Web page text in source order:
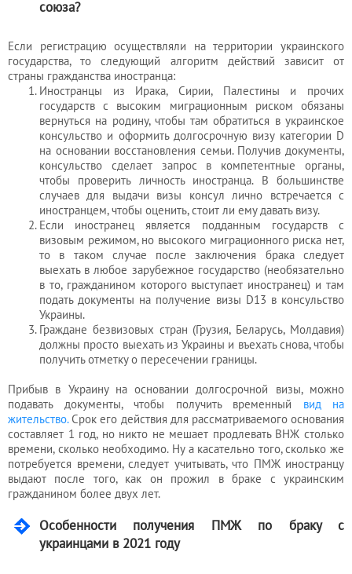
союза?
Если регистрацию осуществляли на территории украинского
государства, то следующий алгоритм действий зависит от
страны гражданства иностранца:
Иностранцы из Ирака, Сирии, Палестины и прочих
государств с высоким миграционным риском обязаны
вернуться на родину, чтобы там обратиться в украинское
консульство и оформить долгосрочную визу категории D
на основании восстановления семьи. Получив документы,
консульство сделает запрос в компетентные органы,
чтобы проверить личность иностранца. В большинстве
случаев для выдачи визы консул лично встречается с
иностранцем, чтобы оценить, стоит ли ему давать визу.
Если иностранец является подданным государств с
визовым режимом, но высокого миграционного риска нет,
то в таком случае после заключения брака следует
выехать в любое зарубежное государство (необязательно
в то, гражданином которого выступает иностранец) и там
подать документы на получение визы D13 в консульство
Украины.
Граждане безвизовых стран (Грузия, Беларусь, Молдавия)
должны просто выехать из Украины и въехать снова, чтобы
получить отметку о пересечении границы.
Прибыв в Украину на основании долгосрочной визы, можно
подавать документы, чтобы получить временный вид на
жительство.Срок его действия для рассматриваемого основания
составляет 1 год, но никто не мешает продлевать ВНЖ столько
времени, сколько необходимо. Ну а касательно того, сколько же
потребуется времени, следует учитывать, что ПМЖ иностранцу
выдают после того, как он прожил в браке с украинским
гражданином более двух лет.
Особенности получения ПМЖ по браку с
украинцами в 2021 году